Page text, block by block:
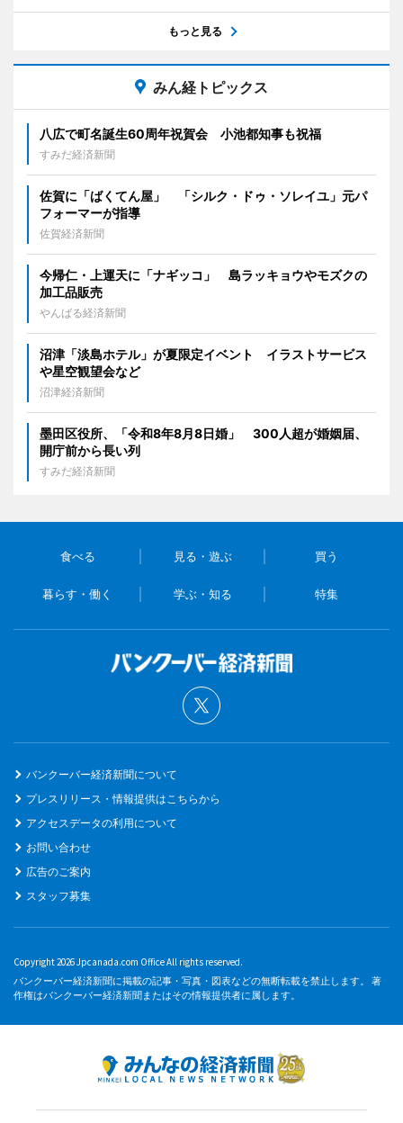
もっと見る
みん経トピックス
八広で町名誕生60周年祝賀会 小池都知事も祝福
すみだ経済新聞
佐賀に「ばくてん屋」 「シルク・ドゥ・ソレイユ」元パ
フォーマーが指導
佐賀経済新聞
今帰仁・上運天に「ナギッコ」 島ラッキョウやモズクの
加工品販売
やんばる経済新聞
沼津「淡島ホテル」が夏限定イベント イラストサービス
や星空観望会など
沼津経済新聞
墨田区役所、「令和8年8月8日婚」 300人超が婚姻届、
開庁前から長い列
すみだ経済新聞
食べる 見る・遊ぶ 買う
暮らす・働く 学ぶ・知る 特集
バンクーバー経済新聞について
プレスリリース・情報提供はこちらから
アクセスデータの利用について
お問い合わせ
広告のご案内
スタッフ募集
Copyright 2026 Jpcanada.com Office All rights reserved.
バンクーバー経済新聞に掲載の記事・写真・図表などの無断転載を禁止します。 著
作権はバンクーバー経済新聞またはその情報提供者に属します。